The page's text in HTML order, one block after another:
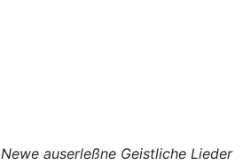
Newe auserleßne Geistliche Lieder